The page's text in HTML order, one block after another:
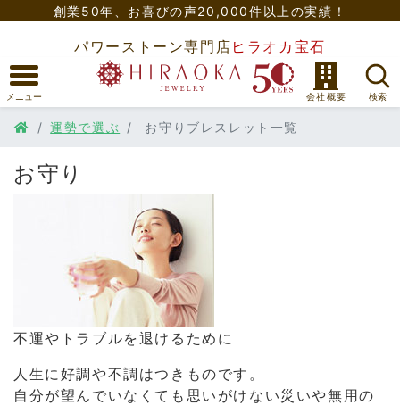
創業50年、 お喜びの声20,000件以上の実績！
パワーストーン専門店 ヒラオカ宝石
運勢で選ぶ お守りブレスレット一覧
お守り
不運やトラブルを退けるために
人生に好調や不調はつきものです。
自分が望んでいなくても思いがけない災いや無用の